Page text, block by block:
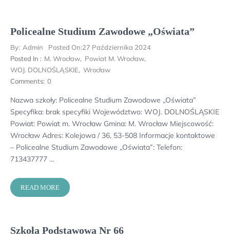
Policealne Studium Zawodowe „Oświata”
By: Admin Posted On:27 Października 2024
Posted In : M. Wrocław, Powiat M. Wrocław,
WOJ. DOLNOŚLĄSKIE, Wrocław
Comments: 0
Nazwa szkoły: Policealne Studium Zawodowe „Oświata”
Specyfika: brak specyfiki Województwo: WOJ. DOLNOŚLĄSKIE
Powiat: Powiat m. Wrocław Gmina: M. Wrocław Miejscowość:
Wrocław Adres: Kolejowa / 36, 53-508 Informacje kontaktowe
– Policealne Studium Zawodowe „Oświata”: Telefon:
713437777 …
READ MORE
Szkoła Podstawowa Nr 66